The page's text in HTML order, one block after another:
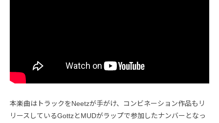
本楽曲はトラックをNeetzが手がけ、コンビネーション作品もリ
リースしているGottzとMUDがラップで参加したナンバーとなっ